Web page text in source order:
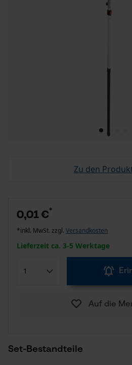
Zu den
Set-Bestandteile
0,01 €*
*inkl. MwSt. zzgl. Versandkosten
Lieferzeit ca. 3-5 Werktage
Auf die